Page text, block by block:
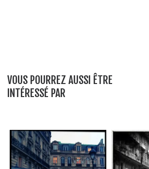
VOUS POURREZ AUSSI ÊTRE
INTÉRESSÉ PAR